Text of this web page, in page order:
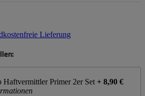
Lieferung
Haftvermittler Primer 2er Set + 8,90 €